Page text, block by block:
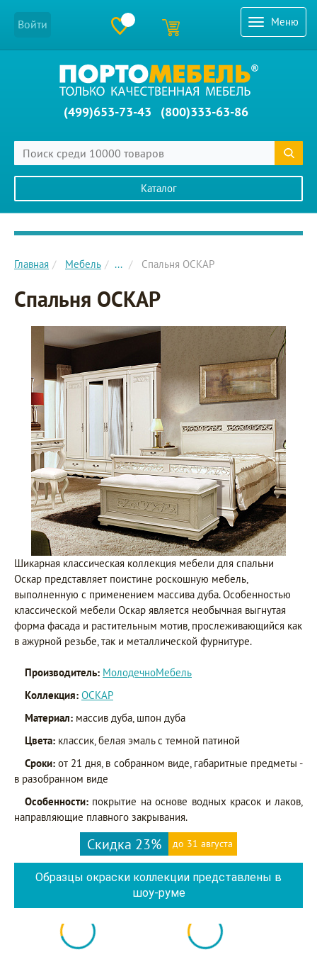
Меню
Войти
(499)653-73-43 (800)333-63-86
Каталог
Главное меню сайта
Главная Мебель ... Спальня ОСКАР
Спальня ОСКАР
Шикарная классическая коллекция мебели для спальни
Оскар представляет поистине роскошную мебель,
выполненную с применением массива дуба. Особенностью
классической мебели Оскар является необычная выгнутая
форма фасада и растительным мотив, прослеживающийся как
в ажурной резьбе, так и металлической фурнитуре.
Производитель: МолодечноМебель
Коллекция: ОСКАР
Материал: массив дуба, шпон дуба
Цвета: классик, белая эмаль с темной патиной
Сроки: от 21 дня, в собранном виде, габаритные предметы -
в разобранном виде
Особенности: покрытие на основе водных красок и лаков,
направляющие плавного закрывания.
Скидка 23% до 31 августа
Образцы окраски коллекции представлены в
шоу-руме